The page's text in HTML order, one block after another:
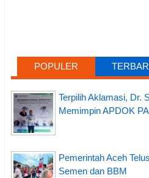
POPULER
Terpilih Aklamasi, Dr.
Memimpin APDOK
Pemerintah Aceh
Semen dan BBM